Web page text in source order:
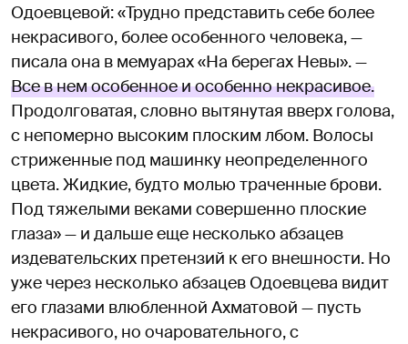
Одоевцевой: «Трудно представить себе более
некрасивого, более особенного человека, —
писала она в мемуарах «На берегах Невы». —
Все в нем особенное и особенно некрасивое.
Продолговатая, словно вытянутая вверх голова,
с непомерно высоким плоским лбом. Волосы
стриженные под машинку неопределенного
цвета. Жидкие, будто молью траченные брови.
Под тяжелыми веками совершенно плоские
глаза» — и дальше еще несколько абзацев
издевательских претензий к его внешности. Но
уже через несколько абзацев Одоевцева видит
его глазами влюбленной Ахматовой — пусть
некрасивого, но очаровательного, с